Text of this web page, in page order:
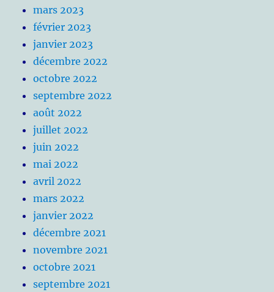
mars 2023
février 2023
janvier 2023
décembre 2022
octobre 2022
septembre 2022
août 2022
juillet 2022
juin 2022
mai 2022
avril 2022
mars 2022
janvier 2022
décembre 2021
novembre 2021
octobre 2021
septembre 2021